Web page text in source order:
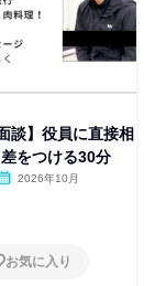
談】役員に直接相
をつける30分
2026年10月
お気に入り